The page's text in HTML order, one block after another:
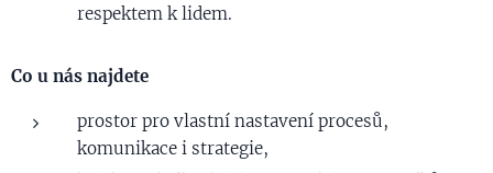
respektem k lidem.
Co u nás najdete
prostor pro vlastní nastavení procesů,
komunikace i strategie,